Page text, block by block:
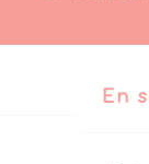
En